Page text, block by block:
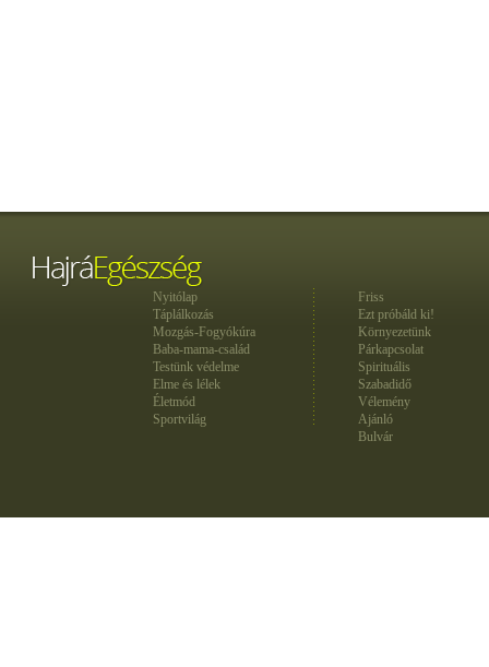
Nyitólap
Táplálkozás
Mozgás-Fogyókúra
Baba-mama-család
Testünk védelme
Elme és lélek
Életmód
Sportvilág
Friss
Ezt próbáld ki!
Környezetünk
Párkapcsolat
Spirituális
Szabadidő
Vélemény
Ajánló
Bulvár